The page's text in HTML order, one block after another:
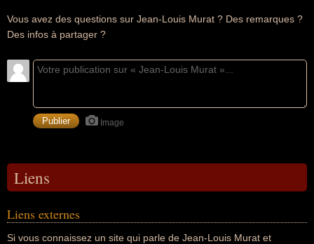
Vous avez des questions sur Jean-Louis Murat ? Des remarques ?
Des infos à partager ?
Image
Liens
Liens externes
Si vous connaissez un site qui parle de Jean-Louis Murat et